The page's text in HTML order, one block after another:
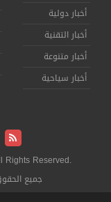
أخبار دولية
أخبار التقنية
أخبار متنوعة
أخبار سياحية
Rights Reserved.
جميع